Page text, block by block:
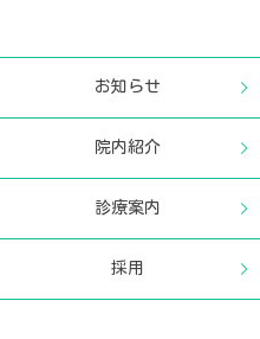
お知らせ
院内紹介
診療案内
採用